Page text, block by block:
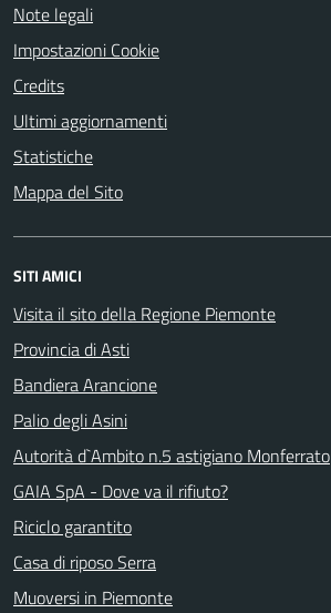
Note legali
Impostazioni Cookie
Credits
Ultimi aggiornamenti
Statistiche
Mappa del Sito
SITI AMICI
Visita il sito della Regione Piemonte
Provincia di Asti
Bandiera Arancione
Palio degli Asini
Autorità d`Ambito n.5 astigiano Monferrato
GAIA SpA - Dove va il rifiuto?
Riciclo garantito
Casa di riposo Serra
Muoversi in Piemonte